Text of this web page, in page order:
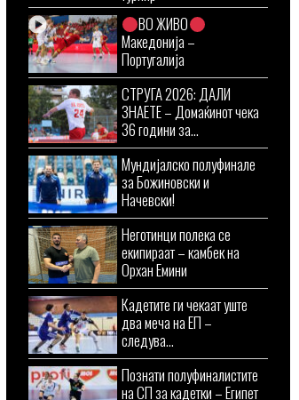
ВО ЖИВО
Македонија –
Португалија
СТРУГА 2026: ДАЛИ
ЗНАЕТЕ – Домаќинот чека
36 години за...
Мундијалско полуфинале
за Божиновски и
Начевски!
Неготинци полека се
екипираат – камбек на
Орхан Емини
Кадетите ги чекаат уште
два меча на ЕП –
следува...
Познати полуфиналистите
на СП за кадетки – Египет